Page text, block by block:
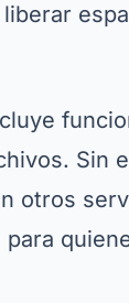
Sin
otros